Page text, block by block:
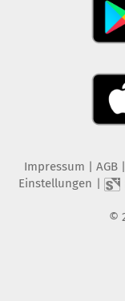
Impressum AGB
Einstellungen
©